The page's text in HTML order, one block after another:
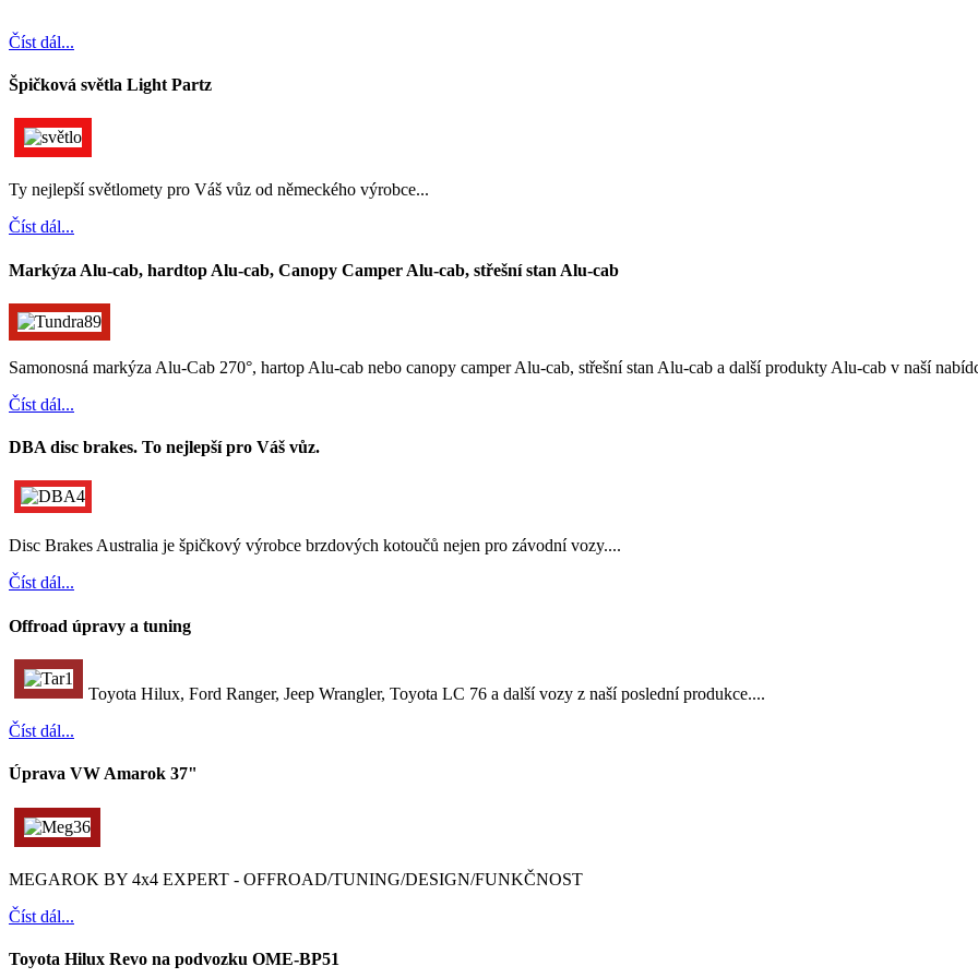
Číst dál...
Špičková světla Light Partz
Ty nejlepší světlomety pro Váš vůz od německého výrobce...
Číst dál...
Markýza Alu-cab, hardtop Alu-cab, Canopy Camper Alu-cab, střešní stan Alu-cab
Samonosná markýza Alu-Cab 270°, hartop Alu-cab nebo canopy camper Alu-cab, střešní stan Alu-cab a další produkty Alu-cab v naší
Číst dál...
DBA disc brakes. To nejlepší pro Váš vůz.
Disc Brakes Australia je špičkový výrobce brzdových kotoučů nejen pro závodní vozy....
Číst dál...
Offroad úpravy a tuning
Toyota Hilux, Ford Ranger, Jeep Wrangler, Toyota LC 76 a další vozy z naší poslední produkce....
Číst dál...
Úprava VW Amarok 37"
MEGAROK BY 4x4 EXPERT - OFFROAD/TUNING/DESIGN/FUNKČNOST
Číst dál...
Toyota Hilux Revo na podvozku OME-BP51